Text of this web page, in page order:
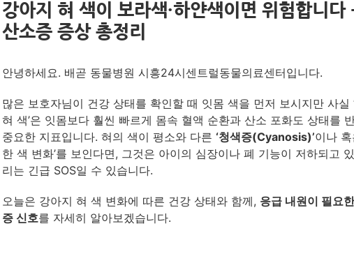
강아지 혀 색이 보라색·하얀색이면 위험합니다
산소증 증상 총정리
안녕하세요. 배곧 동물병원 시흥24시센트럴동물의료센터입니다.
많은 보호자님이 건강 상태를 확인할 때 잇몸 색을 먼저 보시지만 사실
혀 색’은 잇몸보다 훨씬 빠르게 몸속 혈액 순환과 산소 포화도 상태를
중요한 지표입니다. 혀의 색이 평소와 다른 ‘청색증(Cyanosis)’이나 혹
한 색 변화’를 보인다면, 그것은 아이의 심장이나 폐 기능이 저하되고
리는 긴급 SOS일 수 있습니다.
오늘은 강아지 혀 색 변화에 따른 건강 상태와 함께, 응급 내원이 필요
증 신호를 자세히 알아보겠습니다.